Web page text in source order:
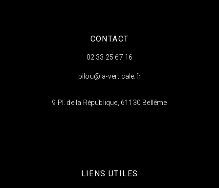
CONTACT
02 33 25 67 16
pilou@la-verticale.fr
9 Pl. de la République, 61130 Bellême
LIENS UTILES